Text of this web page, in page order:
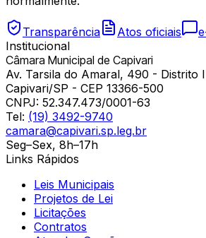
Transparência Atos oficiais
Institucional
Câmara Municipal de Capivari
Av. Tarsila do Amaral, 490 - Distrito
Capivari/SP - CEP 13366-500
CNPJ: 52.347.473/0001-63
Tel: (19) 3492-9740
camara@capivari.sp.leg.br
Seg–Sex, 8h–17h
Links Rápidos
Leis Municipais
Projetos de Lei
Licitações
Contratos